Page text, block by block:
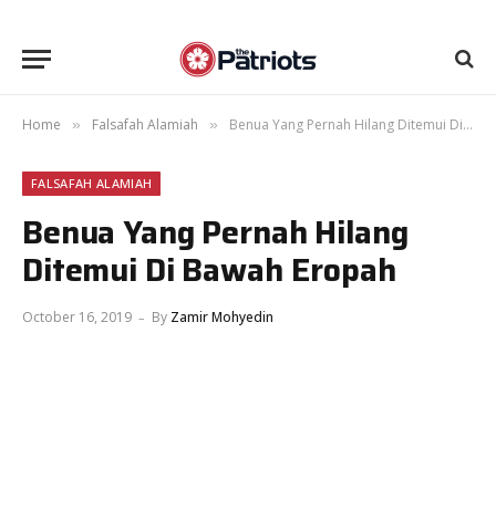
Home » Falsafah Alamiah » Benua Yang Pernah Hilang Ditemui Di Bawah Eropah
FALSAFAH ALAMIAH
Benua Yang Pernah Hilang
Ditemui Di Bawah Eropah
October 16, 2019 By Zamir Mohyedin